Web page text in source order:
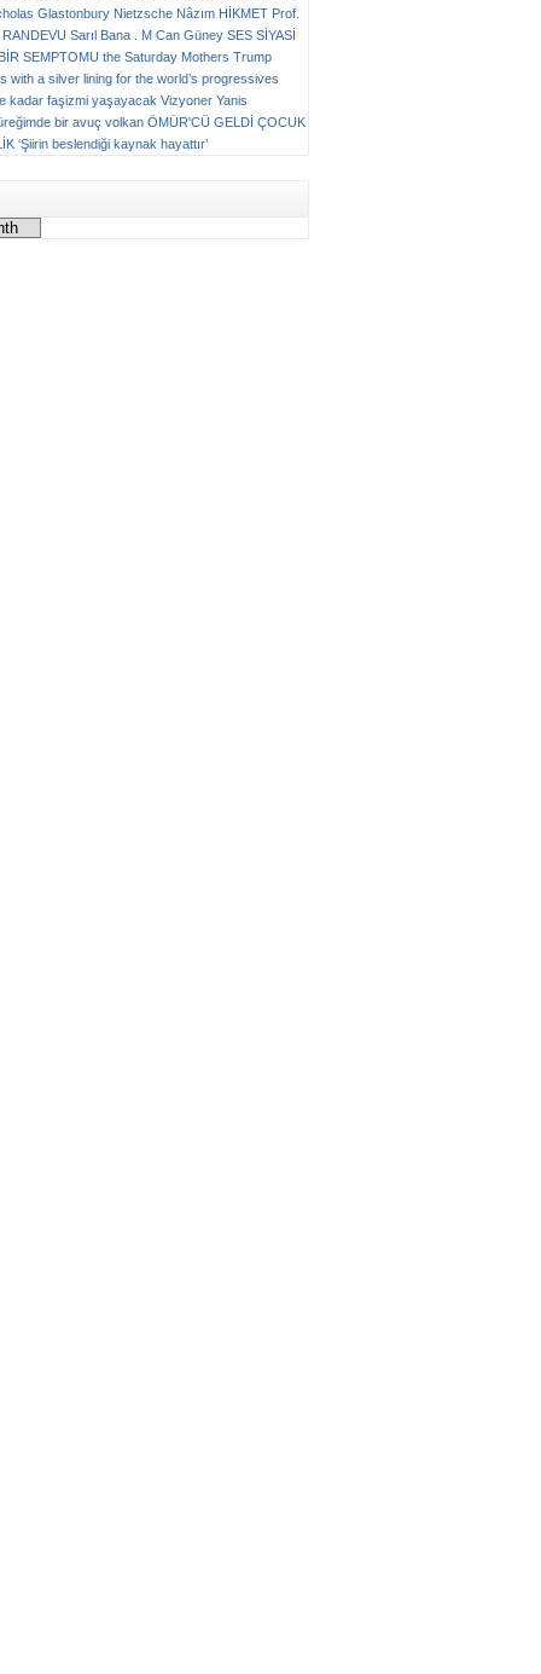
Glastonbury Nietzsche Nâzım HİKMET Prof.
RANDEVU Sarıl Bana . M Can Güney SES SİYASİ
SEMPTOMU the Saturday Mothers Trump
with a silver lining for the world’s progressives
kadar faşizmi yaşayacak Vizyoner Yanis
bir avuç volkan ÖMÜR'CÜ GELDİ ÇOCUK
‘Şiirin beslendiği kaynak hayattır’